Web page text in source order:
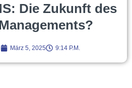
Die Zukunft des
März 5, 2025 9:14 P.m.